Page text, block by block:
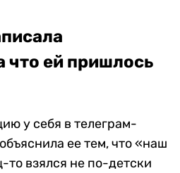
что ей пришлось
у себя в телеграм-
ее тем, что «наш
взялся не по-детски